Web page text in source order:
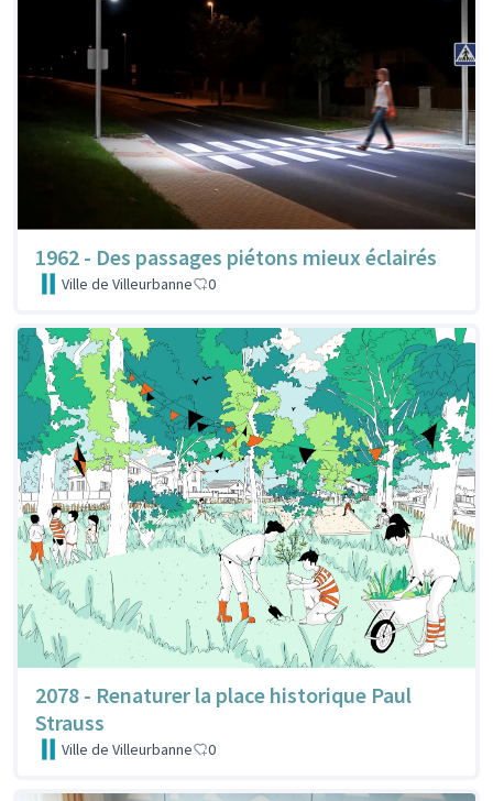
1962 - Des passages piétons mieux éclairés
Ville de Villeurbanne 0
2078 - Renaturer la place historique Paul
Strauss
Ville de Villeurbanne 0